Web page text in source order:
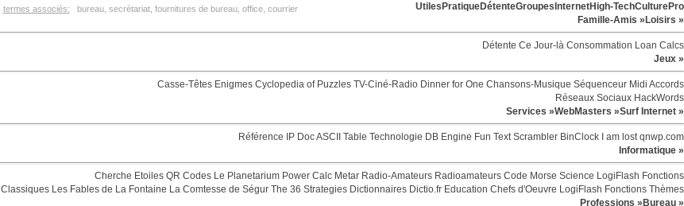
termes associés: bureau, secrétariat, fournitures de bureau, office, courrier Utiles PratiqueDétenteGroupes InternetHigh-TechCulturePro
Famille-Amis » Loisirs »
Détente Ce Jour-là Consommation Loan Calcs
Jeux »
Casse-Têtes Enigmes Cyclopedia of Puzzles TV-Ciné-Radio Dinner for One Chansons-Musique Séquenceur Midi Accords
Réseaux Sociaux HackWords
Services »WebMasters »Surf Internet »
Référence IP DocASCII Table Technologie DB Engine Fun Text Scrambler BinClock I am lostqnwp.com
Informatique »
Cherche Etoiles QR Codes Le Planetarium Power Calc Metar Radio-Amateurs Radioamateurs Code Morse Science LogiFlash Fonctions
Classiques Les Fables de La Fontaine La Comtesse de Ségur The 36 Strategies Dictionnaires Dictio.fr Education Chefs d'Oeuvre LogiFlash Fonctions Thèmes
Professions » Bureau »